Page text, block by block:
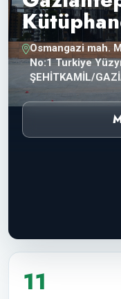
Osmangazi mah.
No:1 Turkiye
ŞEHİTKAMİL/
11